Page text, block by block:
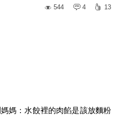
544
4 13
媽：水餃裡的肉餡是該放麵粉